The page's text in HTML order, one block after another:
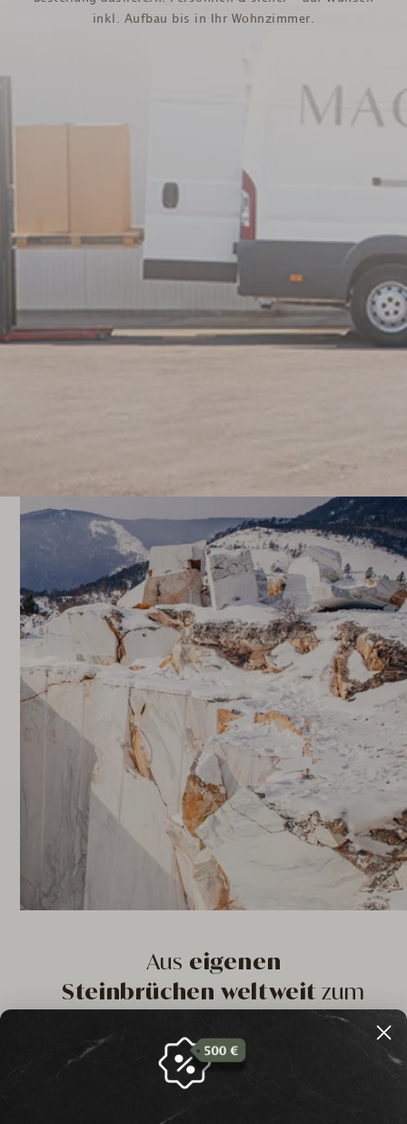
inkl. Aufbau bis in Ihr Wohnzimmer.
Aus eigenen
Steinbrüchen weltweit zum
Wir verfügen über eigene Steinbrüche und exklusive